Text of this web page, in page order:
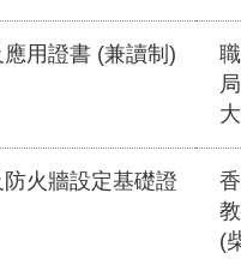
用證書 (兼讀制)
火牆設定基礎證
(